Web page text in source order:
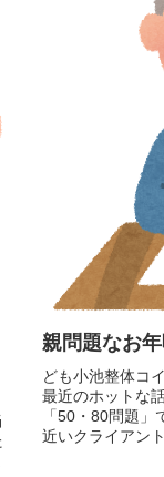
親問題なお
ども小池整体コ
最近のホットな
「50・80問題
近いクライアン